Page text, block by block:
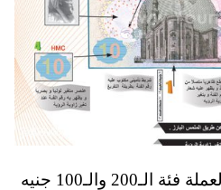
ومن اهم التحديثات فى العملة فئة الـ200 والـ100 جنيه